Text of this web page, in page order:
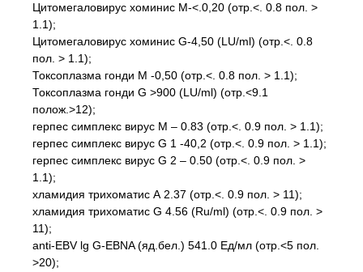
Цитомегаловирус хоминис М-<.0,20 (отр.<. 0.8 пол. >
1.1);
Цитомегаловирус хоминис G-4,50 (LU/ml) (отр.<. 0.8
пол. > 1.1);
Токсоплазма гонди М -0,50 (отр.<. 0.8 пол. > 1.1);
Токсоплазма гонди G >900 (LU/ml) (отр.<9.1
полож.>12);
герпес симплекс вирус М – 0.83 (отр.<. 0.9 пол. > 1.1);
герпес симплекс вирус G 1 -40,2 (отр.<. 0.9 пол. > 1.1);
герпес симплекс вирус G 2 – 0.50 (отр.<. 0.9 пол. >
1.1);
хламидия трихоматис А 2.37 (отр.<. 0.9 пол. > 11);
хламидия трихоматис G 4.56 (Ru/ml) (отр.<. 0.9 пол. >
11);
anti-EBV lg G-EBNA (яд.бел.) 541.0 Ед/мл (отр.<5 пол.
>20);